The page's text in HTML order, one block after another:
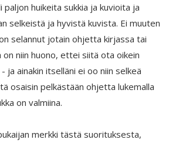
huikeita sukkia ja kuvioita ja
selkeistä ja hyvistä kuvista. Ei muuten
selannut jotain ohjetta kirjassa tai
niin huono, ettei siitä ota oikein
ja ainakin itselläni ei oo niin selkeä
osaisin pelkästään ohjetta lukemalla
on valmiina.
merkki tästä suorituksesta,